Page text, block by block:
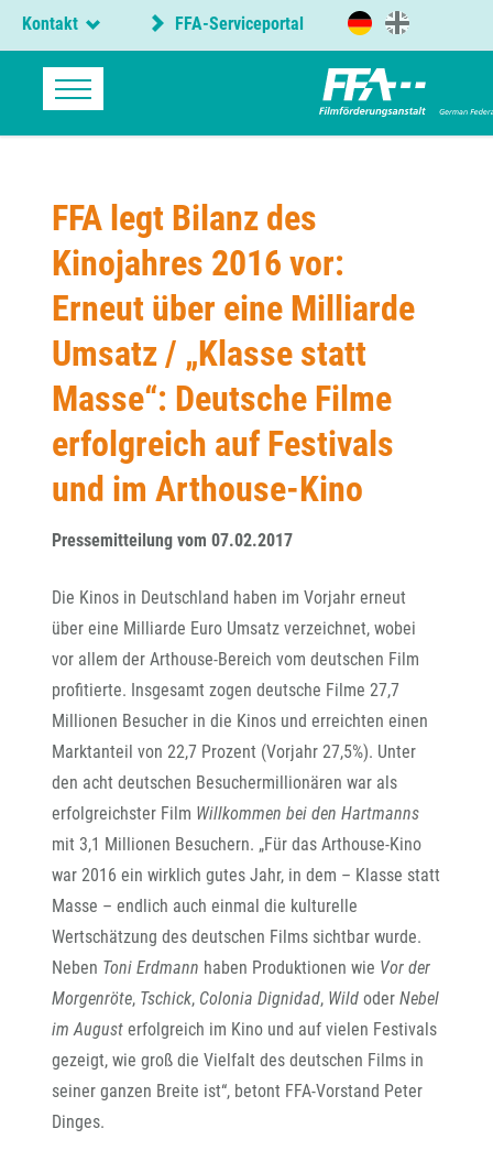
Kontakt FFA-Serviceportal
FFA legt Bilanz des
Kinojahres 2016 vor:
Erneut über eine Milliarde
Umsatz / „Klasse statt
Masse“: Deutsche Filme
erfolgreich auf Festivals
und im Arthouse-Kino
Pressemitteilung vom 07.02.2017
Die Kinos in Deutschland haben im Vorjahr erneut
über eine Milliarde Euro Umsatz verzeichnet, wobei
vor allem der Arthouse-Bereich vom deutschen Film
profitierte. Insgesamt zogen deutsche Filme 27,7
Millionen Besucher in die Kinos und erreichten einen
Marktanteil von 22,7 Prozent (Vorjahr 27,5%). Unter
den acht deutschen Besuchermillionären war als
erfolgreichster Film Willkommen bei den Hartmanns
mit 3,1 Millionen Besuchern. „Für das Arthouse-Kino
war 2016 ein wirklich gutes Jahr, in dem – Klasse statt
Masse – endlich auch einmal die kulturelle
Wertschätzung des deutschen Films sichtbar wurde.
Neben Toni Erdmann haben Produktionen wie Vor der
Morgenröte, Tschick, Colonia Dignidad, Wild oder Nebel
im August erfolgreich im Kino und auf vielen Festivals
gezeigt, wie groß die Vielfalt des deutschen Films in
seiner ganzen Breite ist“, betont FFA-Vorstand Peter
Dinges.